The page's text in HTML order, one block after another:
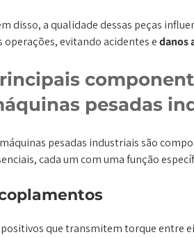
disso, a qualidade dessas peças
operações, evitando acidentes edanos
pesadas
pesadas industriais são
cada um com uma função
que transmitem torque entre